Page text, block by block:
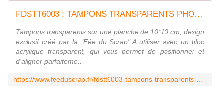
FDSTT6003 : TAMPONS TRANSPARENTS PHOTO fee du scrap
Tampons transparents sur une planche de 10*10 cm, design
exclusif créé par la "Fée du Scrap".A utiliser avec un bloc
acrylique transparent, qui vous permet de positionner et
d'aligner parfaiteme...